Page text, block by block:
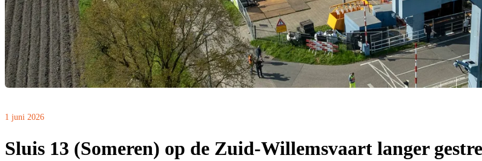
1 juni 2026
Sluis 13 (Someren) op de Zuid-Willemsvaart langer